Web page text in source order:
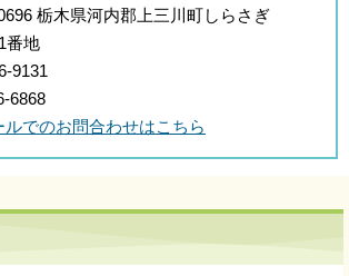
栃木県河内郡上三川町しらさぎ
番地
9131
6868
ルでのお問合わせはこちら